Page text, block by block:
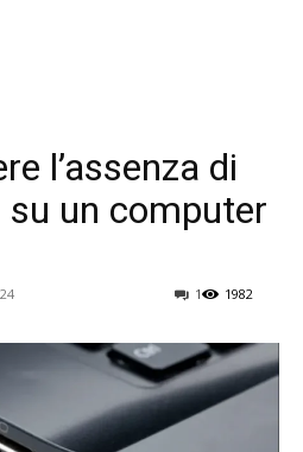
l’assenza di
un computer
1982
1